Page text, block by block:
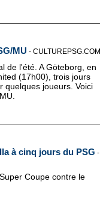
MU - CULTUREPSG.COM
de l'été. A Göteborg, en
(17h00), trois jours
quelques joueurs. Voici
à cinq jours du PSG -
Coupe contre le